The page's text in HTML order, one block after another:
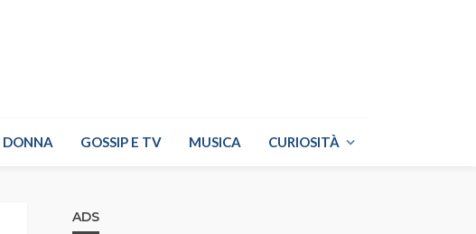
DONNA GOSSIP E TV MUSICA CURIOSITÀ
ADS